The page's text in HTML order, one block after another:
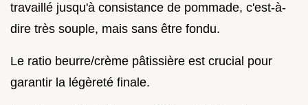
travaillé jusqu'à consistance de pommade, c'est-à-
dire très souple, mais sans être fondu.
Le ratio beurre/crème pâtissière est crucial pour
garantir la légèreté finale.